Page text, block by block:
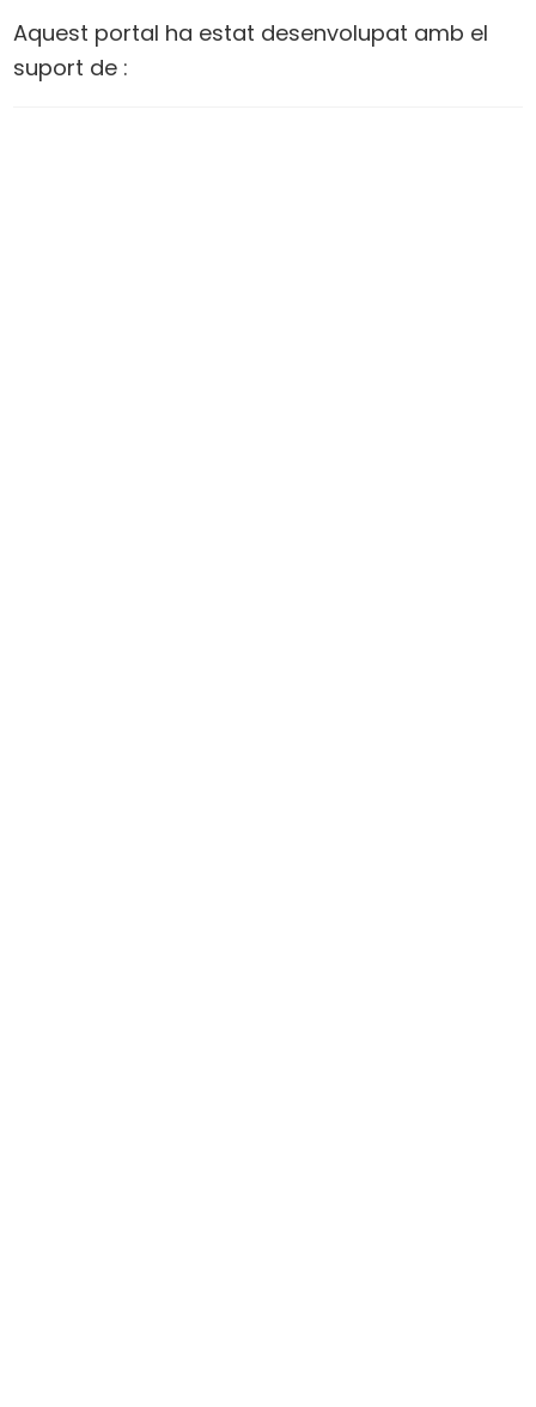
Aquest portal ha estat desenvolupat amb el
suport de :